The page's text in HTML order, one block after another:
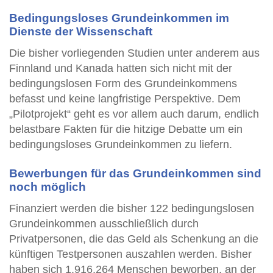
Bedingungsloses Grundeinkommen im
Dienste der Wissenschaft
Die bisher vorliegenden Studien unter anderem aus
Finnland und Kanada hatten sich nicht mit der
bedingungslosen Form des Grundeinkommens
befasst und keine langfristige Perspektive. Dem
„Pilotprojekt“ geht es vor allem auch darum, endlich
belastbare Fakten für die hitzige Debatte um ein
bedingungsloses Grundeinkommen zu liefern.
Bewerbungen für das Grundeinkommen sind
noch möglich
Finanziert werden die bisher 122 bedingungslosen
Grundeinkommen ausschließlich durch
Privatpersonen, die das Geld als Schenkung an die
künftigen Testpersonen auszahlen werden. Bisher
haben sich 1.916.264 Menschen beworben, an der